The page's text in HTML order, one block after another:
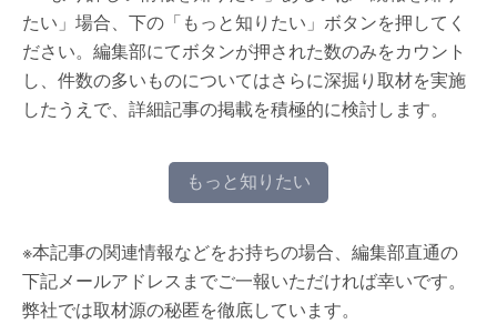
たい」場合、下の「もっと知りたい」ボタンを押してく
ださい。編集部にてボタンが押された数のみをカウント
し、件数の多いものについてはさらに深掘り取材を実施
したうえで、詳細記事の掲載を積極的に検討します。
もっと知りたい
※本記事の関連情報などをお持ちの場合、編集部直通の
下記メールアドレスまでご一報いただければ幸いです。
弊社では取材源の秘匿を徹底しています。